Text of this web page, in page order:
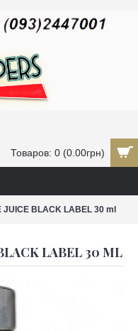
Товаров: 0 (0.00грн)
JUICE BLACK LABEL 30 ml
LABEL 30 ML